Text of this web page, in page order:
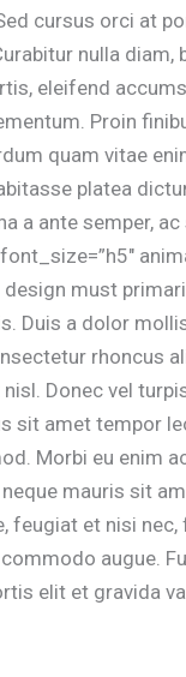
cursus orci at
nulla
eleifend
Proin
quam vitae
platea
a ante semper, ac
must
Duis a dolor
rhoncus
Donec vel
sit amet tempor
Morbi eu enim
mauris sit
feugiat et nisi
augue.
elit et gravida